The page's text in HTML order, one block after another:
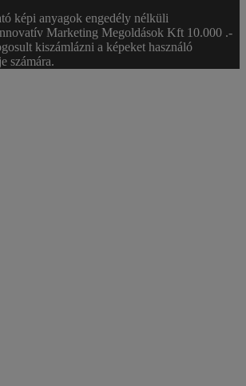
képi anyagok engedély nélküli
Marketing Megoldások Kft 10.000 .-
kiszámlázni a képeket használó
számára.